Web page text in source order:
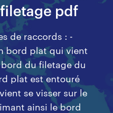
pdf
de raccords : -
bord plat qui vient
du filetage du
plat est entouré
se visser sur le
ainsi le bord